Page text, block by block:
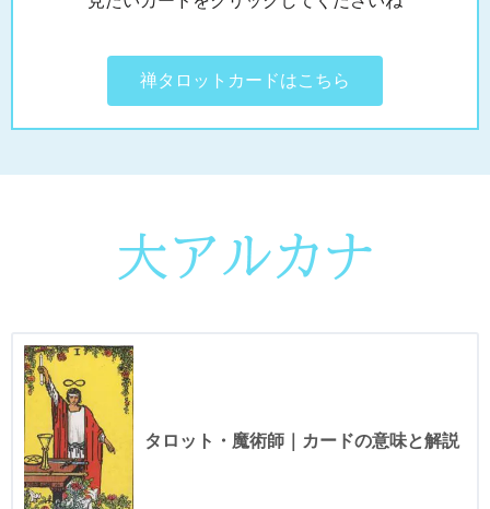
禅タロットカードはこちら
タロット・魔術師｜カードの意味と解説